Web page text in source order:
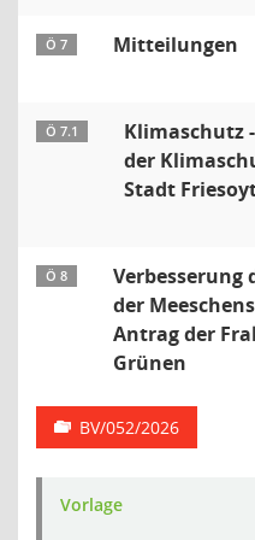
Ö 7 Mitteilungen
Ö 7.1
Klimaschutz
der
Stadt
Ö 8
der
Antrag der
Grünen
BV/052/2026
Vorlage